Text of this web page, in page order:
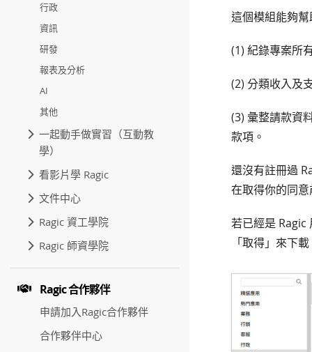
行政
資訊
研發
報表及分析
AI
其他
一起動手做實習（互動教
學）
看影片學 Ragic
文件中心
Ragic 資工學院
Ragic 師資學院
Ragic 合作夥伴
申請加入Ragic合作夥伴
合作夥伴中心
這個模組能夠
(1) 紀錄專案所
(2) 分類收入及
(3) 彙整請款資
款項。
還沒有註冊過
在取得你的同
若已經是 Ragic
「取得」來下